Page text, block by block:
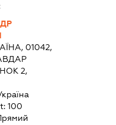
01042,
2,
100